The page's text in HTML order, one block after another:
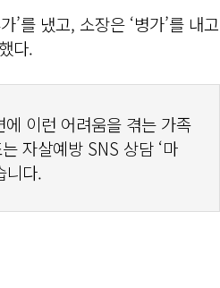
’를 냈고, 소장은 ‘병가’를 내고
다.
이런 어려움을 겪는 가족
자살예방 SNS 상담 ‘마
니다.